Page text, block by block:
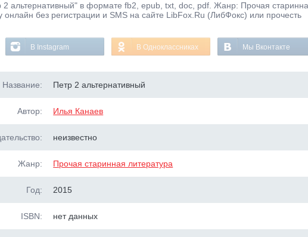
альтернативный" в формате fb2, epub, txt, doc, pdf. Жанр: Прочая
онлайн без регистрации и SMS на сайте LibFox.Ru (ЛибФокс) или прочесть
В Instagram В Одноклассниках Мы Вконтакте
Название: Петр 2 альтернативный
Автор: Илья Канаев
неизвестно
Жанр: Прочая старинная литература
Год: 2015
ISBN: нет данных